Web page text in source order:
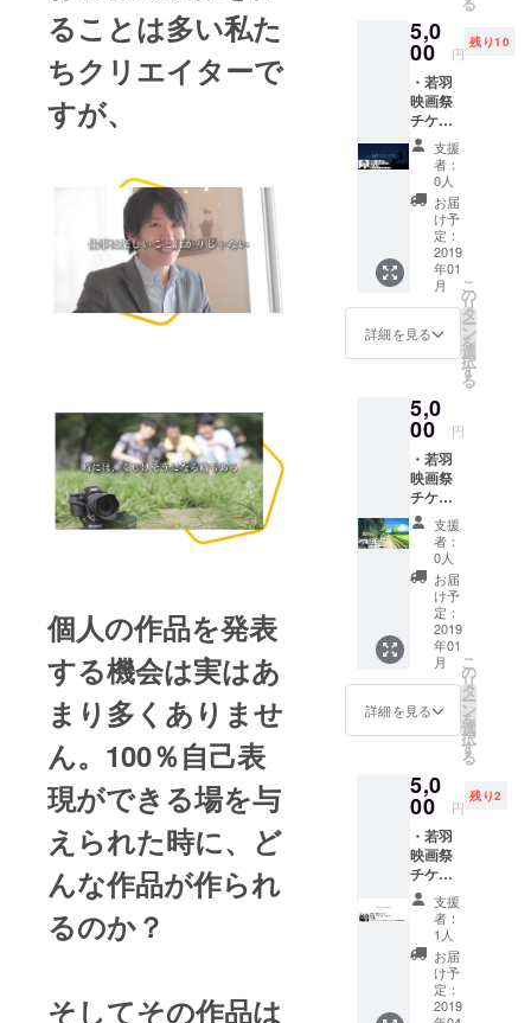
ることは多い私た
ちクリエイターで
すが、
個人の作品を発表
する機会は実はあ
まり多くありませ
ん。100％自己表
現ができる場を与
えられた時に、ど
んな作品が作られ
るのか？
そしてその作品は
ができ
てから
10年が
経っ
た。
コード
シティ
中が10
周年お
祝い
ムード
の中、
統括AI
システ
ムであ
る《O-
Ba》が
全住民
に感情
を捨て
て労働
力とな
りなさ
いと公
表し街
は大混
乱
に…。
メッ
セージ
カード
作品
名：キ
ジム
ナーの
すむと
ころ！
制作者/
チーム
名：御
所園翔
太 あら
すじ：
沖縄の
とある
た少年:
キムは
同級生
のいじ
めにあ
う。 同
じ施設
に住む
ナナと
の出会
いが、
彼の人
生に大
きな変
化を与
えてい
く。ー
と他人
が少し
違って
いると
ころを
戸惑い
ながら
受け入
れてい
き、
様々な
「出会
い」か
5,0
00 円
残り10
・若羽
映画祭
チケッ
ト ＊交
流会(イ
ベント
後同じ
会場に
て/軽食
あり) ・
ポスト
カード
作品
名：
EarthDi
ver 制
チーム
名：
IKUMA
HORII
あらす
じ：
Where
Do We
Come
From?
What
Are
We?
Where
Are We
Going?
支援
者：
0人
お届
け予
定：
2019
年01
月
詳細を見る
こ
の
リ
タ
ー
ン
を
選
択
す
る
5,0
00 円
・若羽
映画祭
チケッ
ト ＊交
流会(イ
ベント
後同じ
会場に
て/軽食
あり) ・
続編送
名：君
の街 制
作者/
チーム
陽平 あ
らす
じ：
「あた
し東京
行くか
も」 高
２の
夏、進
路相談
の帰り
に一緒
になっ
支援
者：
0人
お届
け予
定：
2019
年01
月
詳細を見る
こ
の
リ
タ
ー
ン
を
選
択
す
る
5,0
00 円
残り2
・若羽
映画祭
チケッ
ト ＊交
流会(イ
ベント
後同じ
会場に
て/軽食
あり) ・
支援
者：
1人
お届
け予
定：
2019